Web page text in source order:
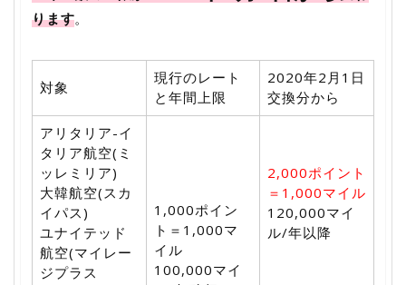
ります。
対象
現行のレート
と年間上限
2020年2月1日
交換分から
アリタリア-イ
タリア航空(ミ
ッレミリア)
大韓航空(スカ
イパス)
ユナイテッド
航空(マイレー
ジプラス
1,000ポイン
ト＝1,000マ
イル
100,000マイ
2,000ポイント
＝1,000マイル
120,000マイ
ル/年以降